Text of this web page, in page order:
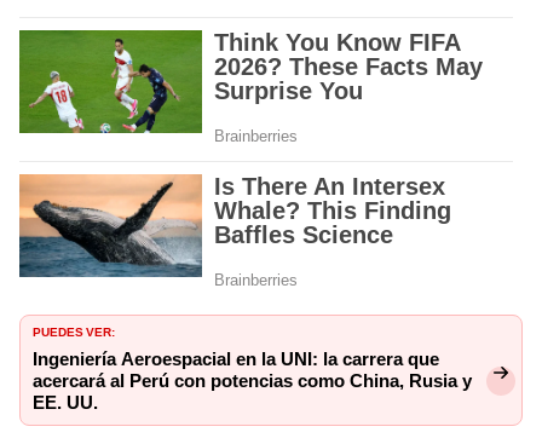
PUEDES VER:
Ingeniería Aeroespacial en la UNI: la carrera que
acercará al Perú con potencias como China, Rusia y
EE. UU.